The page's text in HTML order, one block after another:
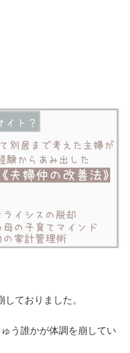
ておりました。
う誰かが体調を崩してい